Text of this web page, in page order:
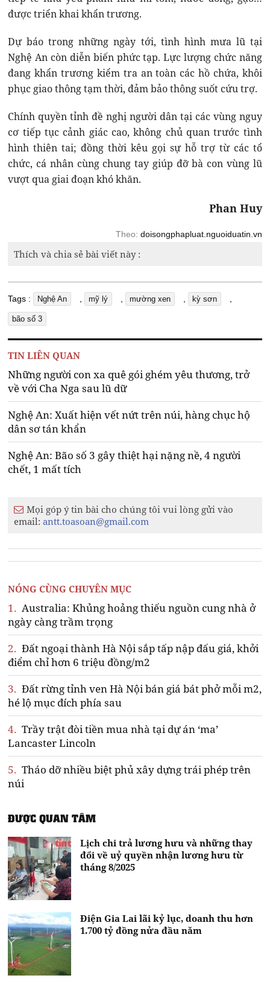
được triển khai khẩn trương.
Dự báo trong những ngày tới, tình hình mưa lũ tại
Nghệ An còn diễn biến phức tạp. Lực lượng chức năng
đang khẩn trương kiểm tra an toàn các hồ chứa, khôi
phục giao thông tạm thời, đảm bảo thông suốt cứu trợ.
Chính quyền tỉnh đề nghị người dân tại các vùng nguy
cơ tiếp tục cảnh giác cao, không chủ quan trước tình
hình thiên tai; đồng thời kêu gọi sự hỗ trợ từ các tổ
chức, cá nhân cùng chung tay giúp đỡ bà con vùng lũ
vượt qua giai đoạn khó khăn.
Phan Huy
Theo: doisongphapluat.nguoiduatin.vn
Thích và chia sẻ bài viết này :
Tags : Nghệ An mỹ lý mường xen kỳ sơn
bão số 3
TIN LIÊN QUAN
Những người con xa quê gói ghém yêu thương, trở
về với Cha Nga sau lũ dữ
Nghệ An: Xuất hiện vết nứt trên núi, hàng chục hộ
dân sơ tán khẩn
Nghệ An: Bão số 3 gây thiệt hại nặng nề, 4 người
chết, 1 mất tích
Mọi góp ý tin bài cho chúng tôi vui lòng gửi vào
email:antt.toasoan@gmail.com
NÓNG CÙNG CHUYÊN MỤC
1. Australia: Khủng hoảng thiếu nguồn cung nhà ở
ngày càng trầm trọng
2. Đất ngoại thành Hà Nội sắp tấp nập đấu giá, khởi
điểm chỉ hơn 6 triệu đồng/m2
3. Đất rừng tỉnh ven Hà Nội bán giá bát phở mỗi m2,
hé lộ mục đích phía sau
4. Trầy trật đòi tiền mua nhà tại dự án ‘ma’
Lancaster Lincoln
5. Tháo dỡ nhiều biệt phủ xây dựng trái phép trên
núi
ĐƯỢC QUAN TÂM
Lịch chi trả lương hưu và những thay
đổi về uỷ quyền nhận lương hưu từ
tháng 8/2025
Điện Gia Lai lãi kỷ lục, doanh thu hơn
1.700 tỷ đồng nửa đầu năm